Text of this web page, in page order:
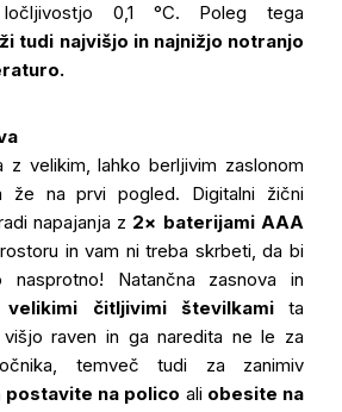
0,1 °C. Poleg tega
tudi najvišjo in najnižjo notranjo
z velikim, lahko berljivim zaslonom
že na prvi pogled. Digitalni žični
napajanja z 2× baterijami AAA
in vam ni treba skrbeti, da bi
Natančna zasnova in
čitljivimi številkamita
raven in ga naredita ne le za
temveč tudi za zanimiv
postavite na polico ali obesite na